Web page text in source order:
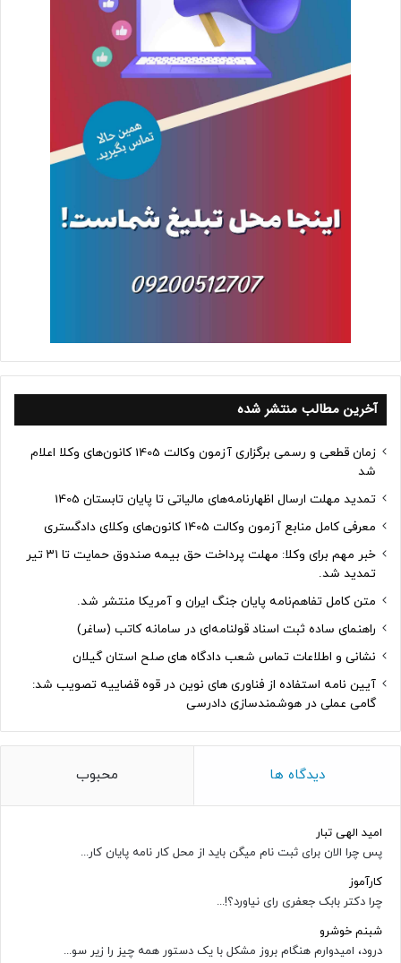
آخرین مطالب منتشر شده
زمان قطعی و رسمی برگزاری آزمون وکالت 1405 کانون‌های وکلا اعلام
شد
تمدید مهلت ارسال اظهارنامه‌های مالیاتی تا پایان تابستان 1405
معرفی کامل منابع آزمون وکالت 1405 کانون‌های وکلای دادگستری
خبر مهم برای وکلا: مهلت پرداخت حق بیمه صندوق حمایت تا ۳۱ تیر
تمدید شد.
متن کامل تفاهم‌نامه پایان جنگ ایران و آمریکا منتشر شد.
راهنمای ساده ثبت اسناد قولنامه‌ای در سامانه کاتب (ساغر)
نشانی و اطلاعات تماس شعب دادگاه های صلح استان گیلان
آیین نامه استفاده از فناوری های نوین در قوه قضاییه تصویب شد:
گامی عملی در هوشمندسازی دادرسی
دیدگاه ها محبوب
امید الهی تبار
پس چرا الان برای ثبت نام میگن باید از محل کار نامه پایان کار...
کارآموز
چرا دکتر بابک جعفری رای نیاورد؟!...
شبنم خوشرو
درود، امیدوارم هنگام بروز مشکل با یک دستور همه چیز را زیر سو...